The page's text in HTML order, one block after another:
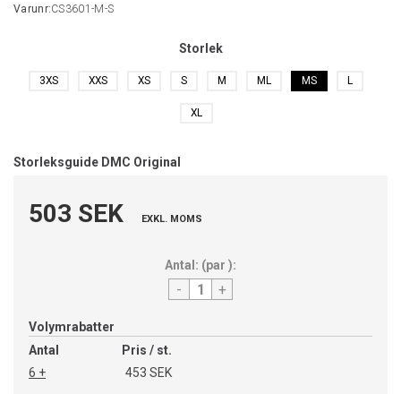
Varunr:CS3601-M-S
Storlek
3XS XXS XS S M ML MS L
XL
Storleksguide DMC Original
503 SEK EXKL. MOMS
Antal: (par ):
- +
Volymrabatter
Antal
Pris / st.
6 +
453 SEK